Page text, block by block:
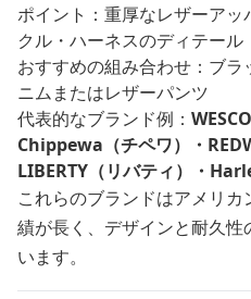
ポイント：重厚なレザーア
クル・ハーネスのディテール
おすすめの組み合わせ：ブ
ニムまたはレザーパンツ
代表的なブランド例：
Chippewa（チペワ）・
LIBERTY（リバティ）・
これらのブランドはアメリ
績が長く、デザインと耐久
います。